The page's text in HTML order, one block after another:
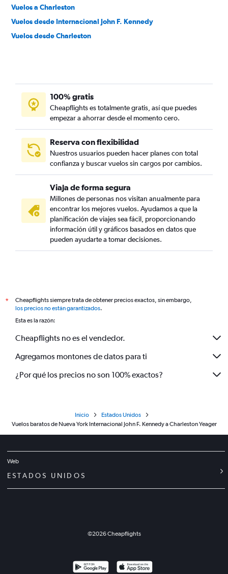
Vuelos a Charleston
Vuelos desde Internacional John F. Kennedy
Vuelos desde Charleston
100% gratis
Cheapflights es totalmente gratis, así que puedes
empezar a ahorrar desde el momento cero.
Reserva con flexibilidad
Nuestros usuarios pueden hacer planes con total
confianza y buscar vuelos sin cargos por cambios.
Viaja de forma segura
Millones de personas nos visitan anualmente para
encontrar los mejores vuelos. Ayudamos a que la
planificación de viajes sea fácil, proporcionando
información útil y gráficos basados en datos que
pueden ayudarte a tomar decisiones.
*
Cheapflights siempre trata de obtener precios exactos, sin embargo,
los precios no están garantizados.
Esta es la razón:
Cheapflights no es el vendedor.
Agregamos montones de datos para ti
¿Por qué los precios no son 100% exactos?
Inicio
Estados Unidos
Vuelos baratos de Nueva York Internacional John F. Kennedy a Charleston Yeager
Web
ESTADOS UNIDOS
©2026Cheapflights